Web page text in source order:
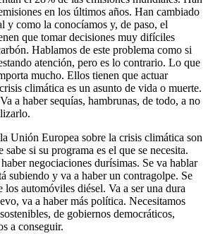
en los últimos años. Han cambiado
y como la conocíamos y, de paso, el
que tomar decisiones muy difíciles
Hablamos de este problema como si
atención, pero es lo contrario. Lo que
mucho. Ellos tienen que actuar
climática es un asunto de vida o muerte.
a haber sequías, hambrunas, de todo, a no
Unión Europea sobre la crisis climática son
si su programa es el que se necesita.
negociaciones durísimas. Se va hablar
subiendo y va a haber un contragolpe. Se
automóviles diésel. Va a ser una dura
va a haber más política. Necesitamos
de gobiernos democráticos,
a conseguir.